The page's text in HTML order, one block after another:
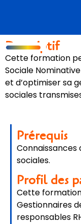
Descriptif
Cette formation
Sociale
et d’optimiser sa
sociales
Prérequis
sociales.
Profil des
Cette formation
Gestionnaires
responsables